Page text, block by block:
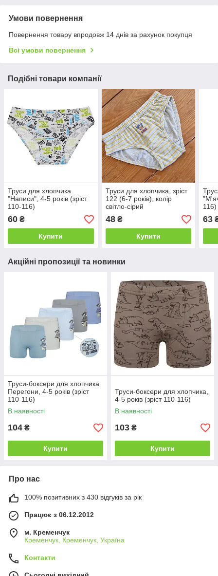
Умови повернення
Повернення товару впродовж 14 днів за рахунок покупця
Всі умови повернення
Подібні товари компанії
Труси для хлопчика
"Написи", 4-5 років (зріст
110-116)
60 ₴
Купити
Труси для хлопчика, зріст
122 (6-7 років), колір
світло-сірий
48₴
Купити
116)
63
Акційні пропозиції та новинки
Труси-боксери для хлопчика
Перегони, 4-5 років (зріст
110-116)
В наявності
104 ₴
Купити
Труси-боксери для хлопчика,
4-5 років (зріст 110-116)
В наявності
103 ₴
Купити
Про нас
100% позитивних з 430 відгуків за рік
Працює з 06.12.2012
м. Кременчук
Кременчук, Кременчук, Україна
Контакти